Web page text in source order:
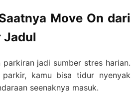
Move On dari
Jadul
parkiran jadi sumber stres harian.
parkir, kamu bisa tidur nyenyak
seenaknya masuk.